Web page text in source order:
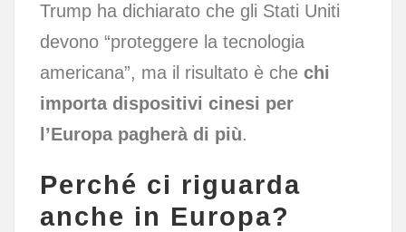
Trump ha dichiarato che gli Stati Uniti
devono “proteggere la tecnologia
americana”, ma il risultato è che chi
importa dispositivi cinesi per
l’Europa pagherà di più.
Perché ci riguarda
anche in Europa?